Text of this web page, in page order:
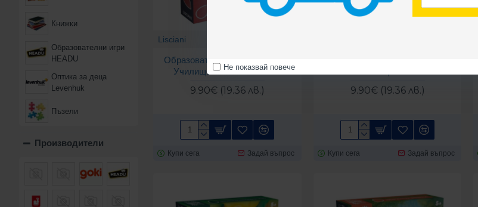
Не показвай повече
Книжки
Образователни игри
HEADU
Оптика за деца
Levenhuk
Пъзели
карнавални маски и
Производители
Lisciani
Образователни карти Lisciani -
Училището на смелчагите
9.90€ (19.36 лв.)
Купи сега Задай въпрос
9.90€ (19.36 лв.)
Купи сега Задай въпрос